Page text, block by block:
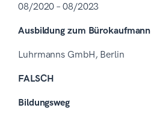
08/2020 – 08/2023
Ausbildung zum Bürokaufmann
Luhrmanns GmbH, Berlin
FALSCH
Bildungsweg